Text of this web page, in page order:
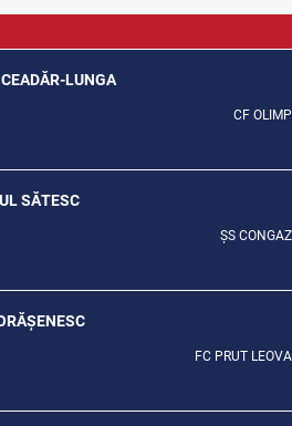
LUNGA
CF OLIMP
SĂTESC
ȘS CONGAZ
FC PRUT LEOVA